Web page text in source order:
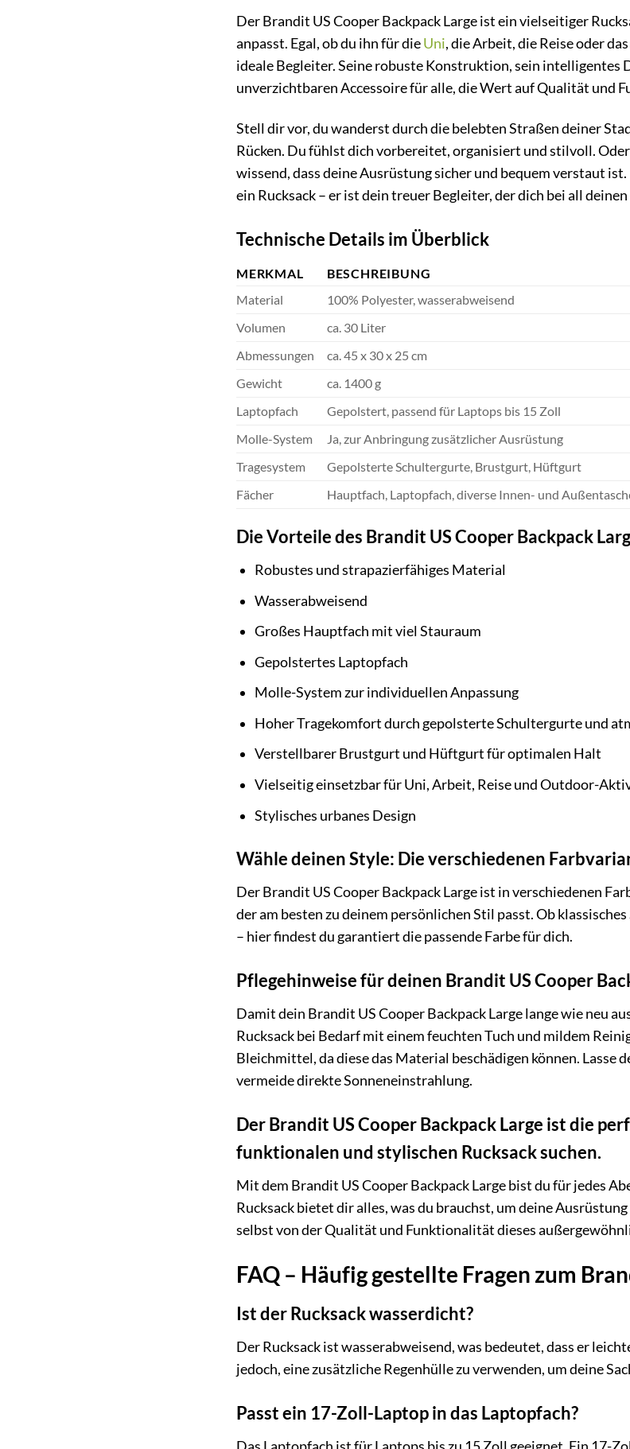
Der Brandit US Cooper Backpack Large ist ein vielseitiger
anpasst. Egal, ob du ihn für dieUni, die Arbeit, die Reise oder
ideale Begleiter. Seine robuste Konstruktion, sein intelligentes
unverzichtbaren Accessoire für alle, die Wert auf Qualität und
Stell dir vor, du wanderst durch die belebten Straßen deiner
Rücken. Du fühlst dich vorbereitet, organisiert und stilvoll.
wissend, dass deine Ausrüstung sicher und bequem verstaut
ein Rucksack – er ist dein treuer Begleiter, der dich bei all
Technische Details im Überblick
MERKMAL
BESCHREIBUNG
Material
100% Polyester, wasserabweisend
Volumen
ca. 30 Liter
Abmessungen
ca. 45 x 30 x 25 cm
Gewicht
ca. 1400 g
Laptopfach
Gepolstert, passend für Laptops bis 15 Zoll
Molle-System
Ja, zur Anbringung zusätzlicher Ausrüstung
Tragesystem
Gepolsterte Schultergurte, Brustgurt, Hüftgurt
Fächer
Hauptfach, Laptopfach, diverse Innen- und
Die Vorteile des Brandit US Cooper Backpack
Robustes und strapazierfähiges Material
Wasserabweisend
Großes Hauptfach mit viel Stauraum
Gepolstertes Laptopfach
Molle-System zur individuellen Anpassung
Hoher Tragekomfort durch gepolsterte Schultergurte und
Verstellbarer Brustgurt und Hüftgurt für optimalen Halt
Vielseitig einsetzbar für Uni, Arbeit, Reise und Outdoor-
Stylisches urbanes Design
Wähle deinen Style: Die verschiedenen
Der Brandit US Cooper Backpack Large ist in verschiedenen
der am besten zu deinem persönlichen Stil passt. Ob
– hier findest du garantiert die passende Farbe für dich.
Pflegehinweise für deinen Brandit US Cooper
Damit dein Brandit US Cooper Backpack Large lange wie neu
Rucksack bei Bedarf mit einem feuchten Tuch und mildem
Bleichmittel, da diese das Material beschädigen können. Lasse
vermeide direkte Sonneneinstrahlung.
Der Brandit US Cooper Backpack Large ist die
funktionalen und stylischen Rucksack suchen.
Mit dem Brandit US Cooper Backpack Large bist du für jedes
Rucksack bietet dir alles, was du brauchst, um deine
selbst von der Qualität und Funktionalität dieses
FAQ – Häufig gestellte Fragen zum
Ist der Rucksack wasserdicht?
Der Rucksack ist wasserabweisend, was bedeutet, dass er
jedoch, eine zusätzliche Regenhülle zu verwenden, um deine
Passt ein 17-Zoll-Laptop in das Laptopfach?